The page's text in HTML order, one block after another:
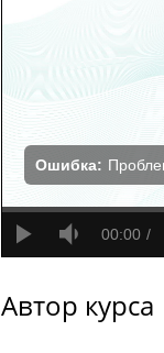
Ошибка:
00:00
Автор курса